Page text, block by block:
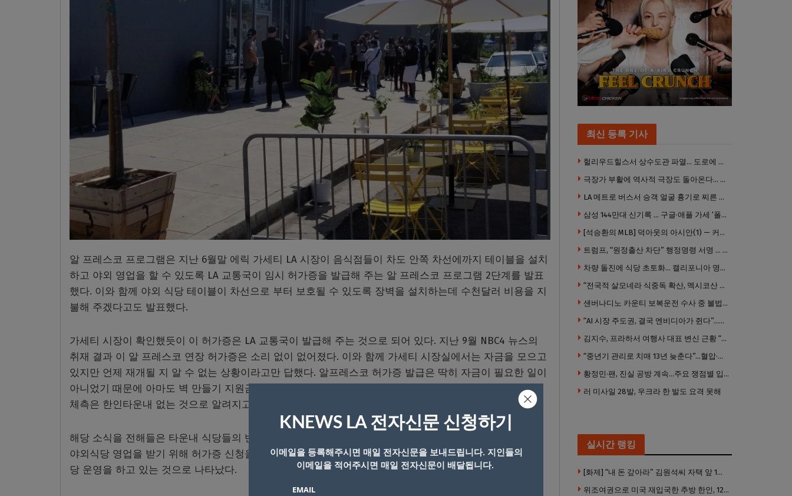
알 프레스코 프로그램은 지난 6월말 에릭 가세티 LA 시장이 음식점들이 차도 안쪽 차선에까지 테이블을 설치
하고 야외 영업을 할 수 있도록 LA 교통국이 임시 허가증을 발급해 주는 알 프레스코 프로그램 2단계를 발표
했다. 이와 함께 야외 식당 테이블이 차선으로 부터 보호될 수 있도록 장벽을 설치하는데 수천달러 비용을 지
불해 주겠다고도 발표했다.
가세티 시장이 확인했듯이 이 허가증은 LA 교통국이 발급해 주는 것으로 되어 있다. 지난 9월 NBC4 뉴스의
취재 결과 이 알 프레스코 연장 허가증은 소리 없이 없어졌다. 이와 함께 가세티 시장실에서는 자금을 모으고
있지만 언제 재개될 지 알 수 없는 상황이라고만 답했다. 알프레스코 허가증 발급은 딱히 자금이 필요한 일이
아니었기 때문에 아마도 벽 만들기 지원금 문제를 이야기하는 것으로 파악됐다. 그 지원금을 신청한 식당업
체측은 한인타운내 없는 것으로 알려지고 있다.
해당 소식을 전해들은 타운내 식당들의 반응은 놀랍도록 무반응이었다. 받을 곳은 이미 다 받았기 때문이다.
야외식당 영업을 받기 위해 허가증 신청을 하기 위해 준비했던 곳들도 당시 충격을 딛고(?) 계획대로 야외식
당 운영을 하고 있는 것으로 나타났다.
최신 등록 기사
헐리우드힐스서 상수도관 파열… 도로에 물 쏟아져 주민 약 100명 피해
극장가 부활에 역사적 극장도 돌아온다… 웨스트우드 ‘브루인 극장’ 10월 재개장 추진
LA 메트로 버스서 승객 얼굴 흉기로 찌른 증오범죄 피고인, 종신형에 징역 7년 추가 선고
삼성 144만대 신기록 … 구글·애플 가세 ‘폴더블 대전’ 열린다
[석승환의 MLB] 덕아웃의 아시안(1) — 커트 스즈키가 우리에게 묻는 것
트럼프, “원정출산 차단” 행정명령 서명 … 외국 공무원 자녀도 시민권 안준다
차량 돌진에 식당 초토화… 캘리포니아 명물 버거집 “다시 일어설 수 있도록 도와주세요”
“전국적 살모네라 식중독 확산, 멕시코산 할라피뇨”– CDC
샌버나디노 카운티 보복운전 수사 중 불법 총기 20정·탄약 2만 발 압수
“AI 시장 주도권, 결국 엔비디아가 쥔다”…모건스탠리 장담
김지수, 프라하서 여행사 대표 변신 근황 “가볼 만하니…”
“중년기 관리로 치매 13년 늦춘다”…혈압·당뇨·금연 시기가 골든타임
황정민·팬, 진실 공방 계속…주요 쟁점별 입장 정리
러 미사일 28발, 우크라 한 발도 요격 못해
실시간 랭킹
[화제] “내 돈 갚아라” 김원석씨 자택 앞 1인 광대 시위 … 한인 투자사, “108만 달러 못받아”
위조여권으로 미국 재입국한 추방 한인, 120만 달러 은행 사기 행각
KNEWS LA 전자신문 신청하기
이메일을 등록해주시면 매일 전자신문을 보내드립니다. 지인들의
이메일을 적어주시면 매일 전자신문이 배달됩니다.
EMAIL